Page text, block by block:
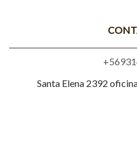
Santa Elena 2392